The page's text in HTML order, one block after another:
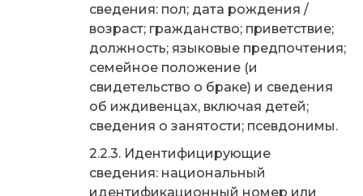
сведения: пол; дата рождения /
возраст; гражданство; приветствие;
должность; языковые предпочтения;
семейное положение (и
свидетельство о браке) и сведения
об иждивенцах, включая детей;
сведения о занятости; псевдонимы.
Идентифицирующие
сведения: национальный
идентификационный номер или